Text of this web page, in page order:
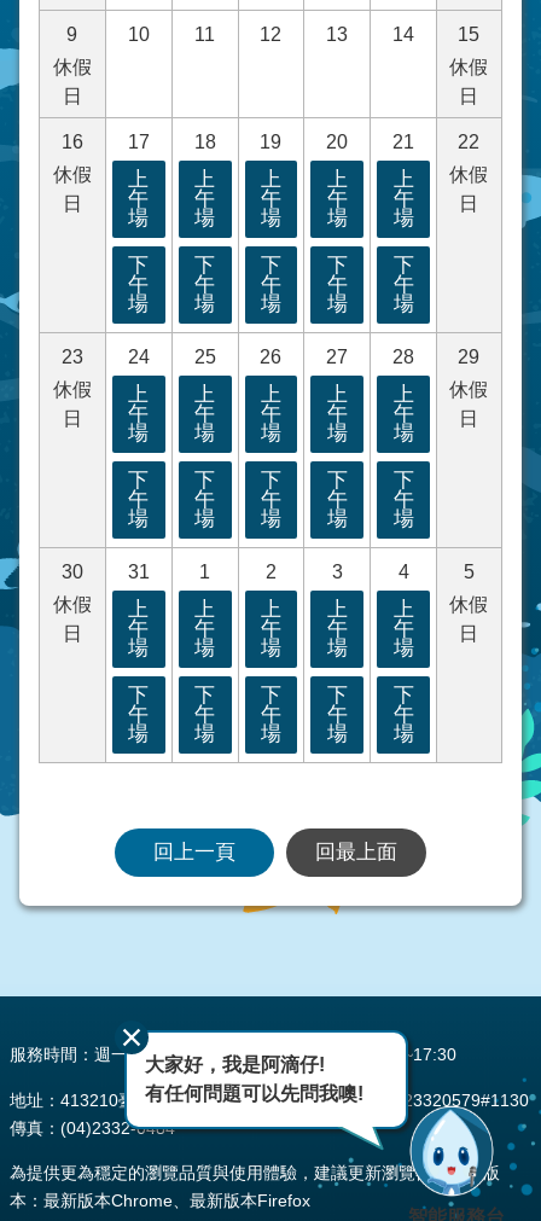
9
休假
日
10 11 12 13 14
15
休假
日
16
休假
日
17
上
午
場
下
午
場
18
上
午
場
下
午
場
19
上
午
場
下
午
場
20
上
午
場
下
午
場
21
上
午
場
下
午
場
22
休假
日
23
休假
日
24
上
午
場
下
午
場
25
上
午
場
下
午
場
26
上
午
場
下
午
場
27
上
午
場
下
午
場
28
上
午
場
下
午
場
29
休假
日
30
休假
日
31
上
午
場
下
午
場
1
上
午
場
下
午
場
2
上
午
場
下
午
場
3
上
午
場
下
午
場
4
上
午
場
下
午
場
5
休假
日
回上一頁 回最上面
服務時間：週一至週五 AM08:00~12:00 PM13:30~17:30
地址：413210臺中市霧峰區峰堤路195號 電話：(04)23320579#1130
傳真：(04)2332-0484
為提供更為穩定的瀏覽品質與使用體驗，建議更新瀏覽器至以下版
本：最新版本Chrome、最新版本Firefox
大家好，我是阿滴仔!
有任何問題可以先問我噢!
智能服務台